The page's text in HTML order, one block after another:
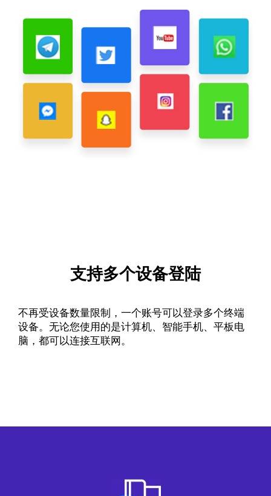
支持多个设备登陆
不再受设备数量限制，一个账号可以登录多个终端
设备。无论您使用的是计算机、智能手机、平板电
脑，都可以连接互联网。